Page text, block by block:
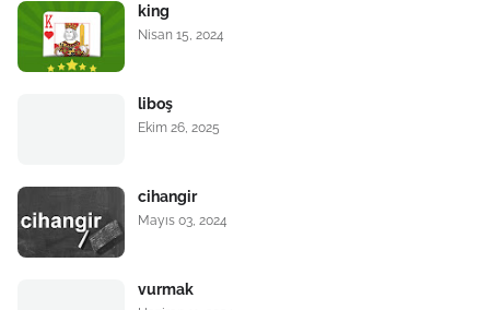
king
Nisan 15, 2024
liboş
Ekim 26, 2025
cihangir
Mayıs 03, 2024
vurmak